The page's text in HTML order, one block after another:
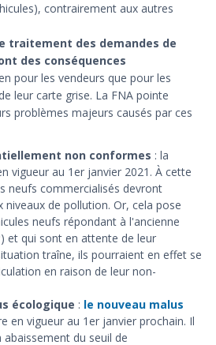
contrairement aux autres
traitement des demandes de
des conséquences
pour les vendeurs que pour les
leur carte grise. La FNA pointe
problèmes majeurs causés par ces
non conformes : la
vigueur au 1er janvier 2021. À cette
neufs commercialisés devront
niveaux de pollution. Or, cela pose
neufs répondant à l'ancienne
et qui sont en attente de leur
traîne, ils pourraient en effet se
en raison de leur non-
écologique : le nouveau malus
en vigueur au 1er janvier prochain. Il
du seuil de